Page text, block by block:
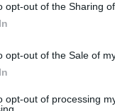
opt-out of the Sharing
opt-out of the Sale of
opt-out of processing
σχέση
Κινέζος